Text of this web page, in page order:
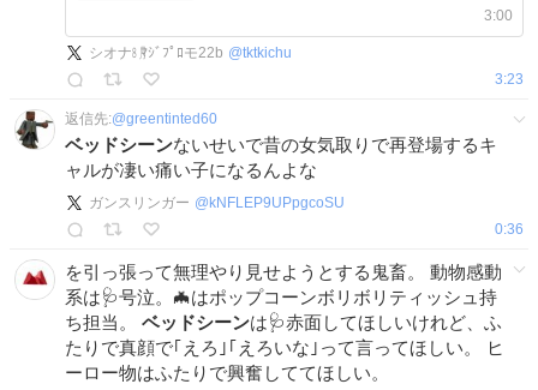
ぐるぐると渦巻く独占欲と罪悪感。そ
の中で🌶️は何を見ているのか……？
3:00
シオナ㋇ﾏｼﾞﾌﾟﾛモ22b @tktkichu
3:23
返信先:@greentinted60
ベッドシーンないせいで昔の女気取りで再登場するキ
ャルが凄い痛い子になるんよな
ガンスリンガー @ kNFLEP9UPpgcoSU
0:36
を引っ張って無理やり見せようとする鬼畜。 動物感動
系は🩺号泣。🦇はポップコーンボリボリティッシュ持
ち担当。 ベッドシーンは🩺赤面してほしいけれど、ふ
たりで真顔で｢えろ｣｢えろいな｣って言ってほしい。 ヒ
ーロー物はふたりで興奮しててほしい。